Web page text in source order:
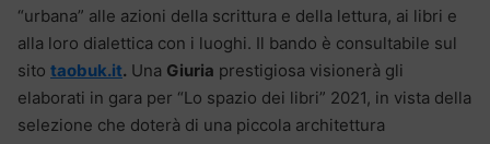
“urbana” alle azioni della scrittura e della lettura, ai libri e
alla loro dialettica con i luoghi. Il bando è consultabile sul
sito taobuk.it. Una Giuria prestigiosa visionerà gli
elaborati in gara per “Lo spazio dei libri” 2021, in vista della
selezione che doterà di una piccola architettura